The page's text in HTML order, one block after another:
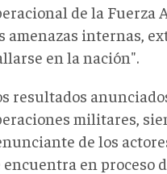
de la Fuerza
amenazas internas,
en la nación".
resultados
militares,
de los
encuentra en proceso